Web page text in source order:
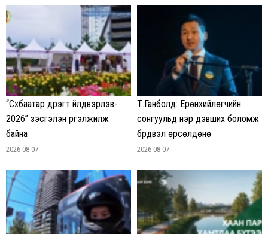
“Сүхбаатар дүүрэгт үйлдвэрлэв-
2026” үзэсгэлэн үргэлжилж
байна
2026-08-07
Т.Ганболд: Ерөнхийлөгчийн
сонгуульд нэр дэвших боломж
бүрдвэл өрсөлдөнө
2026-08-07